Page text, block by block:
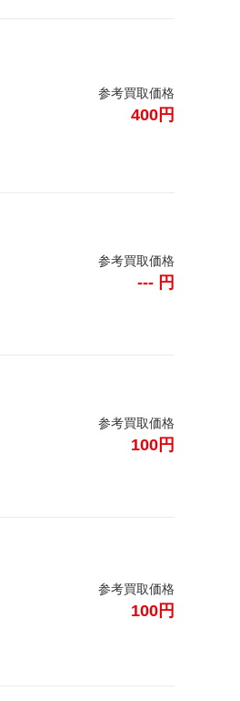
参考買取価格
400円
参考買取価格
--- 円
参考買取価格
100円
参考買取価格
100円